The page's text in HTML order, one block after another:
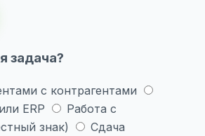
задача?
с контрагентами
ERP
Работа с
знак)
Сдача